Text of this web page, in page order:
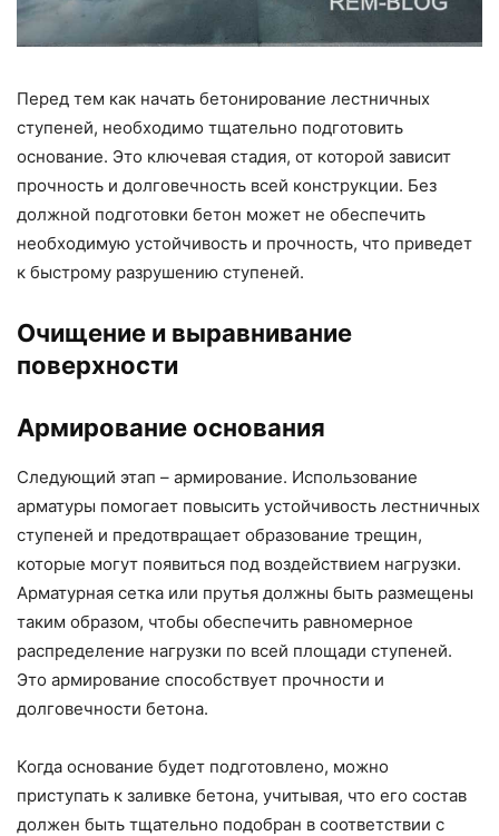
Перед тем как начать бетонирование лестничных
ступеней, необходимо тщательно подготовить
основание. Это ключевая стадия, от которой зависит
прочность и долговечность всей конструкции. Без
должной подготовки бетон может не обеспечить
необходимую устойчивость и прочность, что приведет
к быстрому разрушению ступеней.
Очищение и выравнивание
поверхности
Армирование основания
Следующий этап – армирование. Использование
арматуры помогает повысить устойчивость лестничных
ступеней и предотвращает образование трещин,
которые могут появиться под воздействием нагрузки.
Арматурная сетка или прутья должны быть размещены
таким образом, чтобы обеспечить равномерное
распределение нагрузки по всей площади ступеней.
Это армирование способствует прочности и
долговечности бетона.
Когда основание будет подготовлено, можно
приступать к заливке бетона, учитывая, что его состав
должен быть тщательно подобран в соответствии с